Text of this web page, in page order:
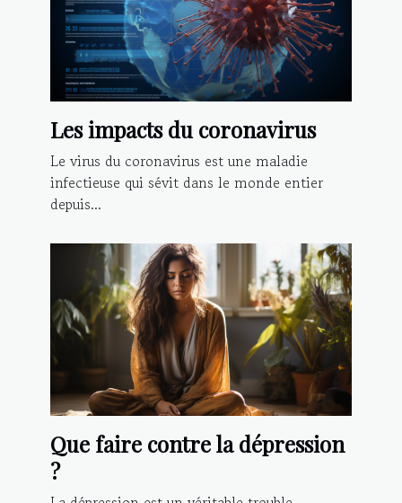
Les impacts du coronavirus
Le virus du coronavirus est une maladie
infectieuse qui sévit dans le monde entier
depuis...
Que faire contre la dépression
?